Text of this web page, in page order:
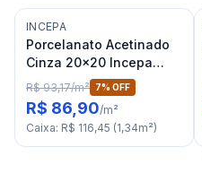
INCEPA
Porcelanato Acetinado
Cinza 20x20 Incepa
Urbano Bold "A"
R$ 93,17/m² 7% OFF
R$ 86,90/m²
Caixa: R$ 116,45 (1,34m²)